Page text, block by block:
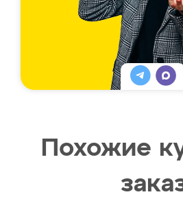
Похожие